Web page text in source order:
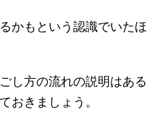
かもという認識でいたほ
し方の流れの説明はある
おきましょう。